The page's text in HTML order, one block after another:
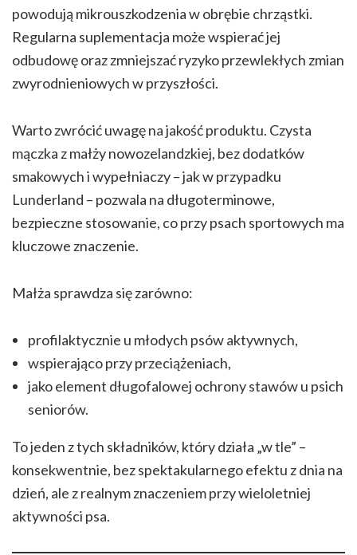
powodują mikrouszkodzenia w obrębie chrząstki.
Regularna suplementacja może wspierać jej
odbudowę oraz zmniejszać ryzyko przewlekłych zmian
zwyrodnieniowych w przyszłości.
Warto zwrócić uwagę na jakość produktu. Czysta
mączka z małży nowozelandzkiej, bez dodatków
smakowych i wypełniaczy – jak w przypadku
Lunderland – pozwala na długoterminowe,
bezpieczne stosowanie, co przy psach sportowych ma
kluczowe znaczenie.
Małża sprawdza się zarówno:
profilaktycznie u młodych psów aktywnych,
wspierająco przy przeciążeniach,
jako element długofalowej ochrony stawów u psich
seniorów.
To jeden z tych składników, który działa „w tle” –
konsekwentnie, bez spektakularnego efektu z dnia na
dzień, ale z realnym znaczeniem przy wieloletniej
aktywności psa.